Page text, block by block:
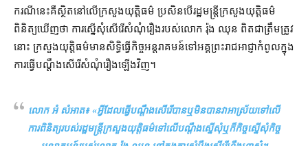
ករណីនេះ​គឺ​ស្ថិត​នៅ​លើ​ក្រសួង​យុត្តិធម៌ ប្រសិនបើ​រដ្ឋមន្ត្រីក្រសួង​យុត្តិធម៌​
ពិនិត្យឃើញ​ថា ការ​ស្នើ​សុំ​សើរើ​សំណុំរឿង​របស់​លោក រ៉ុង ឈុន ពិតជា​ត្រឹមត្រូវ​
នោះ ក្រសួង​យុត្តិធម៌​មាន​សិទ្ធិ​ធ្វើ​កិច្ច​អន្តរាគមន៍​ទៅ​អគ្គព្រះរាជអាជ្ញា​កំពូល​ក្នុង​
ការ​ធ្វើ​បណ្តឹង​សើរើ​សំណុំរឿង​ឡើង​វិញ។
លោក អំ សំអាត៖ «អ្វី​ដែល​ធ្វើ​បណ្តឹង​សើរើ​បាន​ឬ​មិនបាន​វា​អាស្រ័យ​ទៅ​លើ​
ការពិនិត្យ​របស់​រដ្ឋមន្ត្រី​ក្រសួងយុត្តិធម៌​ទៅលើ​បណ្តឹង​ស្នើសុំ​ឬក៏​កិច្ច​ស្នើសុំ​កិច្ច​